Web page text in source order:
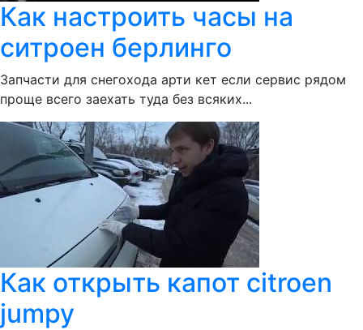
Как настроить часы на
ситроен берлинго
Запчасти для снегохода арти кет если сервис рядом
проще всего заехать туда без всяких...
Как открыть капот citroen
jumpy